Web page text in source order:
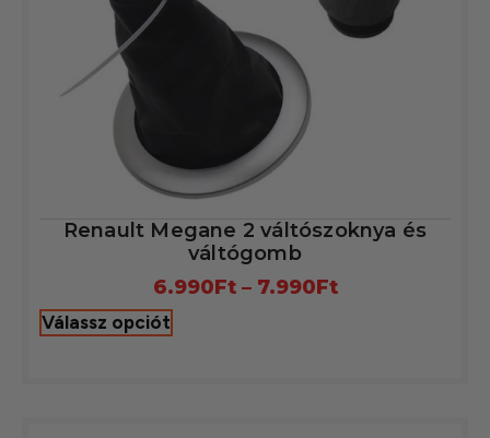
Renault Megane 2 váltószoknya és
váltógomb
6.990Ft – 7.990Ft
Válassz opciót